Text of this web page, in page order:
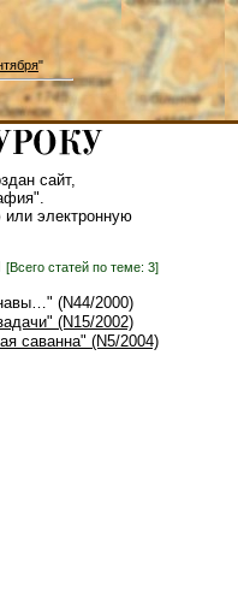
"
сайт,
электронную
[Всего статей по теме: 3]
(N44/2000)
(N15/2002)
саванна" (N5/2004)